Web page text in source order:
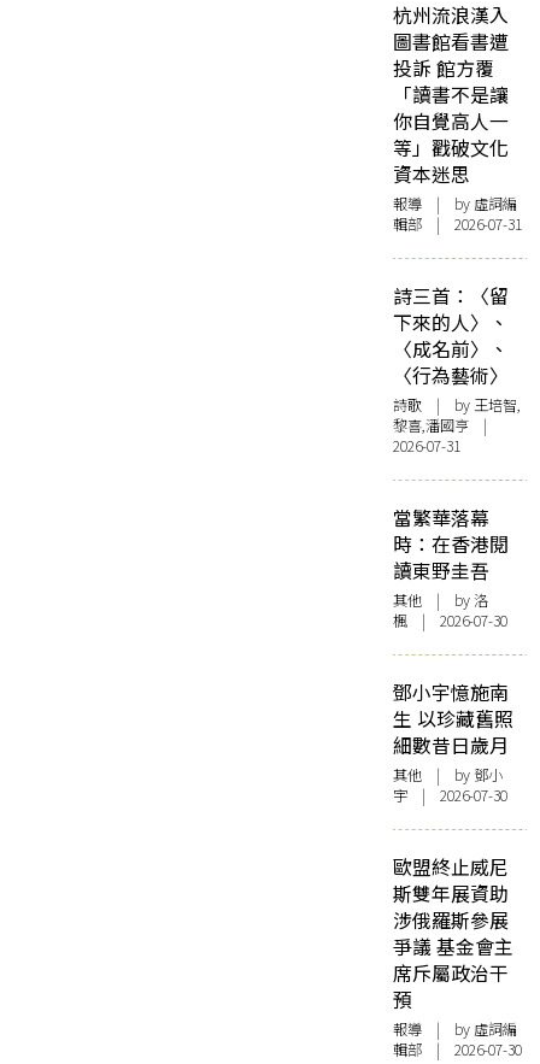
杭州流浪漢入
圖書館看書遭
投訴 館方覆
「讀書不是讓
你自覺高人一
等」戳破文化
資本迷思
報導 | by 虛詞編
輯部 | 2026-07-31
詩三首：〈留
下來的人〉、
〈成名前〉、
〈行為藝術〉
詩歌 | by 王培智,
黎喜,潘國亨 |
2026-07-31
當繁華落幕
時：在香港閱
讀東野圭吾
其他 | by洛
楓 | 2026-07-30
鄧小宇憶施南
生 以珍藏舊照
細數昔日歲月
其他 | by 鄧小
宇 | 2026-07-30
歐盟終止威尼
斯雙年展資助
涉俄羅斯參展
爭議 基金會主
席斥屬政治干
預
報導 | by 虛詞編
輯部 | 2026-07-30